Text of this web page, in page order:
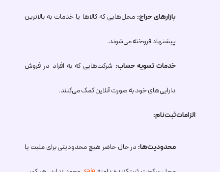
بازارهای حراج: محل‌هایی که کالاها یا خدمات به بالاترین
پیشنهاد فروخته می‌شوند.
خدمات تسویه حساب: شرکت‌هایی که به افراد در فروش
دارایی‌های خود به صورت آنلاین کمک می‌کنند.
الزامات ثبت‌نام:
محدودیت‌ها: در حال حاضر هیچ محدودیتی برای ملیت یا